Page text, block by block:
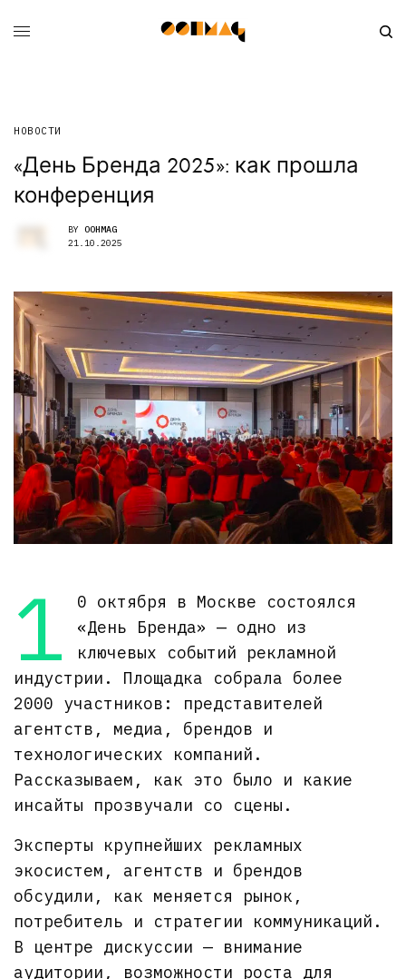
НОВОСТИ
«День Бренда 2025»: как прошла
конференция
BY OOHMAG
21.10.2025
1
0 октября в Москве состоялся
«День Бренда» — одно из
ключевых событий рекламной
индустрии. Площадка собрала более
2000 участников: представителей
агентств, медиа, брендов и
технологических компаний.
Рассказываем, как это было и какие
инсайты прозвучали со сцены.
Эксперты крупнейших рекламных
экосистем, агентств и брендов
обсудили, как меняется рынок,
потребитель и стратегии коммуникаций.
В центре дискуссии — внимание
аудитории, возможности роста для